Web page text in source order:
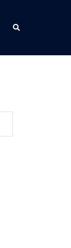
Rechercher